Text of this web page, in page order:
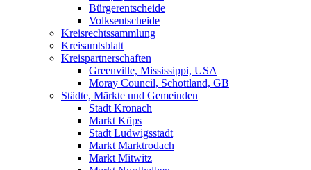
Bürgerentscheide
Volksentscheide
Kreisrechtssammlung
Kreisamtsblatt
Kreispartnerschaften
Greenville, Mississippi, USA
Moray Council, Schottland, GB
Städte, Märkte und Gemeinden
Stadt Kronach
Markt Küps
Stadt Ludwigsstadt
Markt Marktrodach
Markt Mitwitz